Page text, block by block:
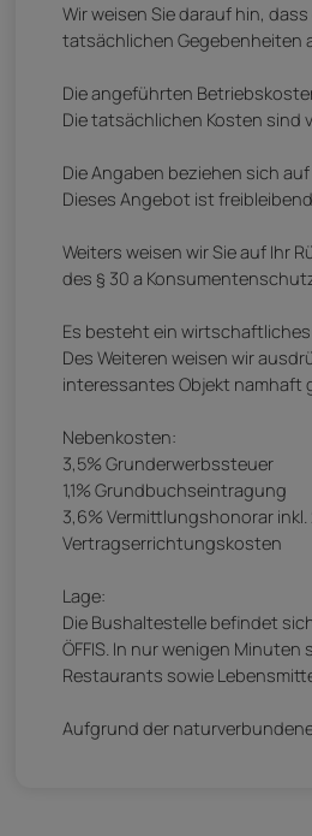
Wir weisen Sie darauf hin,
tatsächlichen Gegebenheiten
Die angeführten
Die tatsächlichen Kosten sind
Die Angaben beziehen sich
Dieses Angebot ist
Weiters weisen wir Sie auf Ihr
des § 30 a
Es besteht ein wirtschaftliches
Des Weiteren weisen wir
interessantes Objekt namhaft
Nebenkosten:
3,5% Grunderwerbssteuer
1,1% Grundbuchseintragung
3,6% Vermittlungshonorar inkl.
Vertragserrichtungskosten
Lage:
Die Bushaltestelle befindet
ÖFFIS. In nur wenigen
Restaurants sowie
Aufgrund der